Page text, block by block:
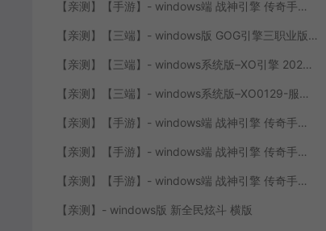
【亲测】【手游】- windows端 战神引擎 传奇手游 单职业 上古沉默完整版 白猪3.0免费版 安卓+苹果+教程+工具
【亲测】【三端】- windows版 GOG引擎三职业版本 中原沉默 团购版 已整理配套微端 直接改IP即可进入游戏
【亲测】【三端】- windows系统版–XO引擎 2024.4.15整理 最新无限制 版本 1.80九龙特色星王合击版
【亲测】【三端】- windows系统版–XO0129-服务端 双端 引擎相关资料 2024.4.15 整理无限制 只有引擎和客户端 无版本
【亲测】【手游】- windows端 战神引擎 传奇手游 单职业 仙域劫 白猪3.0免费版 红包 生肖 时装 境界 龙魂 盾牌 法宝 安卓+苹果+教程+工具 安卓+苹果+教程+工具
【亲测】【手游】- windows端 战神引擎 传奇手游 复古三职业 180 火龙大陆 白猪3.0免费版 赞助 转生 变身 修炼 神器 生肖 技能修炼 狂暴 积分 安卓+苹果+教程+工具
【亲测】【手游】- windows端 战神引擎 传奇手游 三职业 180 再战风云六大路 任务 特戒 狂暴 自动回收 赞助 炫彩魂环 爵位 转生 安卓+苹果+教程+工具
【亲测】- windows版 新全民炫斗 横版